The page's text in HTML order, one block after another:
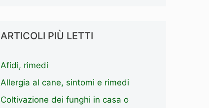
ARTICOLI PIÙ LETTI
Afidi, rimedi
Allergia al cane, sintomi e rimedi
Coltivazione dei funghi in casa o